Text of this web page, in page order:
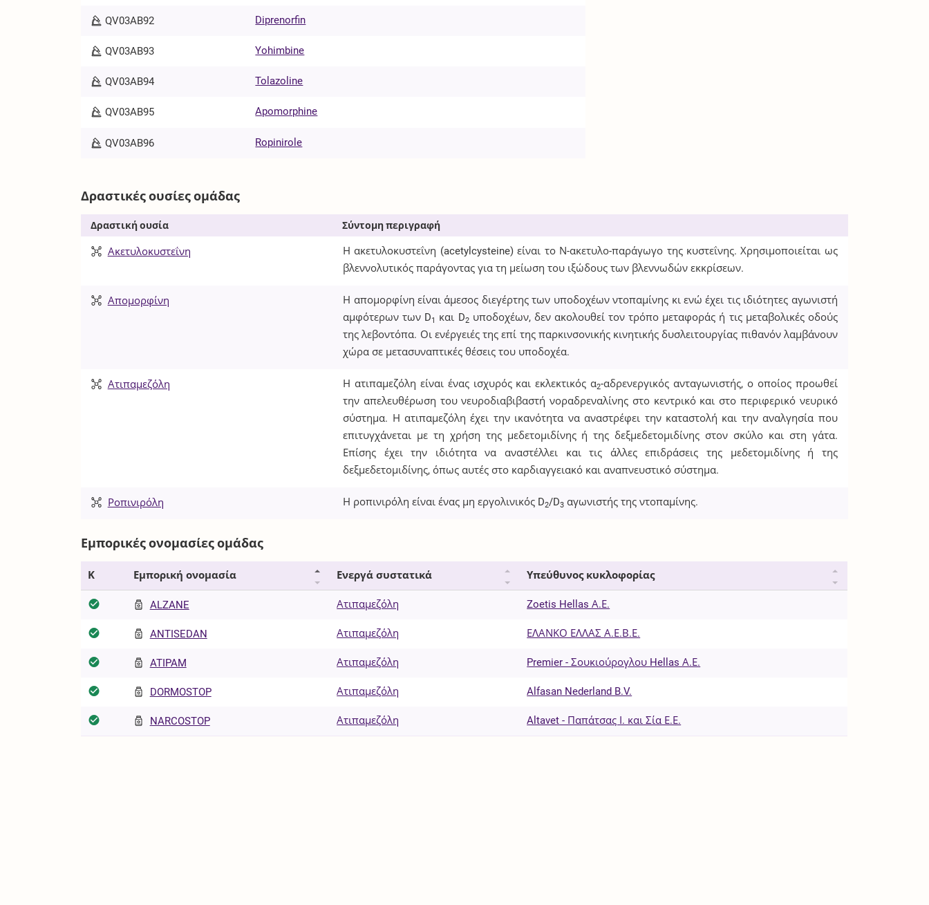
QV03AB92 Diprenorfin
QV03AB93 Yohimbine
QV03AB94 Tolazoline
QV03AB95 Apomorphine
QV03AB96 Ropinirole
Δραστικές ουσίες ομάδας
Δραστική ουσία Σύντομη περιγραφή
Ακετυλοκυστεΐνη
Η ακετυλοκυστεΐνη (acetylcysteine) είναι το Ν-ακετυλο-παράγωγο της κυστεΐνης. Χρησιμοποιείται ως
βλεννολυτικός παράγοντας για τη μείωση του ιξώδους των βλεννωδών εκκρίσεων.
Απομορφίνη
Η απομορφίνη είναι άμεσος διεγέρτης των υποδοχέων ντοπαμίνης κι ενώ έχει τις ιδιότητες αγωνιστή
αμφότερων των D1 και D2υποδοχέων, δεν ακολουθεί τον τρόπο μεταφοράς ή τις μεταβολικές οδούς
της λεβοντόπα. Οι ενέργειές της επί της παρκινσονικής κινητικής δυσλειτουργίας πιθανόν λαμβάνουν
χώρα σε μετασυναπτικές θέσεις του υποδοχέα.
Ατιπαμεζόλη Η ατιπαμεζόλη είναι ένας ισχυρός και εκλεκτικός α2-αδρενεργικός ανταγωνιστής, ο οποίος προωθεί
την απελευθέρωση του νευροδιαβιβαστή νοραδρεναλίνης στο κεντρικό και στο περιφερικό νευρικό
σύστημα. Η ατιπαμεζόλη έχει την ικανότητα να αναστρέφει την καταστολή και την αναλγησία που
επιτυγχάνεται με τη χρήση της μεδετομιδίνης ή της δεξμεδετομιδίνης στον σκύλο και στη γάτα.
Επίσης έχει την ιδιότητα να αναστέλλει και τις άλλες επιδράσεις της μεδετομιδίνης ή της
δεξμεδετομιδίνης, όπως αυτές στο καρδιαγγειακό και αναπνευστικό σύστημα.
Ροπινιρόλη Η ροπινιρόλη είναι ένας μη εργολινικός D2/D3 αγωνιστής της ντοπαμίνης.
Εμπορικές ονομασίες ομάδας
Κ Εμπορική ονομασία Ενεργά συστατικά Υπεύθυνος κυκλοφορίας
ALZANE Ατιπαμεζόλη Zoetis Hellas Α.Ε.
ANTISEDAN Ατιπαμεζόλη ΕΛΑΝΚΟ ΕΛΛΑΣ Α.Ε.Β.Ε.
ATIPAM Ατιπαμεζόλη Premier - Σουκιούρογλου Hellas Α.Ε.
DORMOSTOP Ατιπαμεζόλη Alfasan Nederland B.V.
NARCOSTOP Ατιπαμεζόλη Altavet - Παπάτσας Ι. και Σία Ε.Ε.